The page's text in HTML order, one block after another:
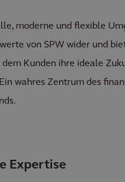
moderne und flexible
von SPW wider und
dem Kunden ihre ideale
wahres Zentrum des
Expertise